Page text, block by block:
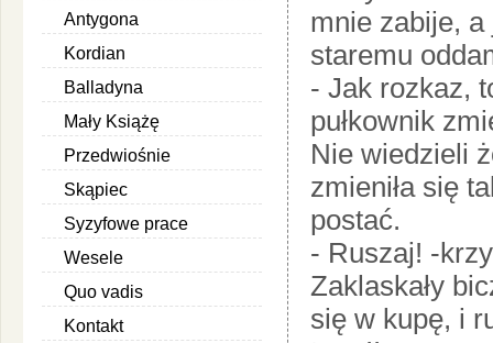
Antygona
Kordian
Balladyna
Mały Książę
Przedwiośnie
Skąpiec
Syzyfowe prace
Wesele
Quo vadis
Kontakt
mnie zabije, a
staremu
- Jak rozkaz,
pułkownik
Nie wiedzieli
zmieniła się
postać.
- Ruszaj! -
Zaklaskały
się w kupę, i